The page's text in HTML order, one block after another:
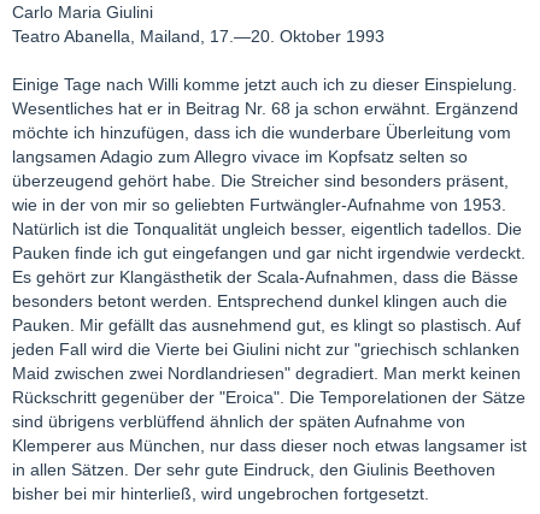
Carlo Maria Giulini
Teatro Abanella, Mailand, 17.—20. Oktober 1993
Einige Tage nach Willi komme jetzt auch ich zu dieser Einspielung.
Wesentliches hat er in Beitrag Nr. 68 ja schon erwähnt. Ergänzend
möchte ich hinzufügen, dass ich die wunderbare Überleitung vom
langsamen Adagio zum Allegro vivace im Kopfsatz selten so
überzeugend gehört habe. Die Streicher sind besonders präsent,
wie in der von mir so geliebten Furtwängler-Aufnahme von 1953.
Natürlich ist die Tonqualität ungleich besser, eigentlich tadellos. Die
Pauken finde ich gut eingefangen und gar nicht irgendwie verdeckt.
Es gehört zur Klangästhetik der Scala-Aufnahmen, dass die Bässe
besonders betont werden. Entsprechend dunkel klingen auch die
Pauken. Mir gefällt das ausnehmend gut, es klingt so plastisch. Auf
jeden Fall wird die Vierte bei Giulini nicht zur "griechisch schlanken
Maid zwischen zwei Nordlandriesen" degradiert. Man merkt keinen
Rückschritt gegenüber der "Eroica". Die Temporelationen der Sätze
sind übrigens verblüffend ähnlich der späten Aufnahme von
Klemperer aus München, nur dass dieser noch etwas langsamer ist
in allen Sätzen. Der sehr gute Eindruck, den Giulinis Beethoven
bisher bei mir hinterließ, wird ungebrochen fortgesetzt.